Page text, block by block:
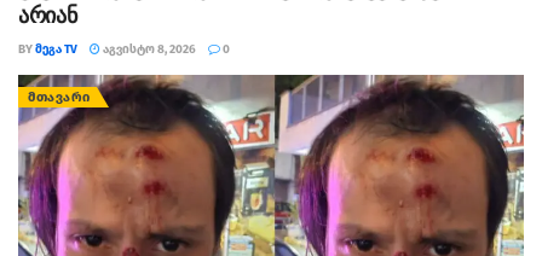
არიან
BYᲛᲔᲒᲐ TV ᲐᲒᲕᲘᲡᲢᲝ 8, 2026 0
ᲛᲗᲐᲕᲐᲠᲘ